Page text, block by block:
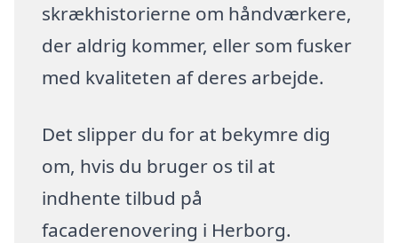
skrækhistorierne om håndværkere,
der aldrig kommer, eller som fusker
med kvaliteten af deres arbejde.
Det slipper du for at bekymre dig
om, hvis du bruger os til at
indhente tilbud på
facaderenovering i Herborg.